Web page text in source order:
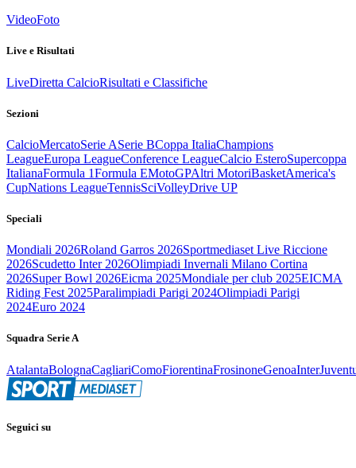
VideoFoto
Live e Risultati
LiveDiretta CalcioRisultati e Classifiche
Sezioni
CalcioMercatoSerie ASerie BCoppa ItaliaChampions
LeagueEuropa LeagueConference LeagueCalcio EsteroSupercoppa
ItalianaFormula 1Formula EMotoGPAltri MotoriBasketAmerica's
CupNations LeagueTennisSciVolleyDrive UP
Speciali
Mondiali 2026Roland Garros 2026Sportmediaset Live Riccione
2026Scudetto Inter 2026Olimpiadi Invernali Milano Cortina
2026Super Bowl 2026Eicma 2025Mondiale per club 2025EICMA
Riding Fest 2025Paralimpiadi Parigi 2024Olimpiadi Parigi
2024Euro 2024
Squadra Serie A
AtalantaBolognaCagliariComoFiorentinaFrosinoneGenoaInter
Seguici su